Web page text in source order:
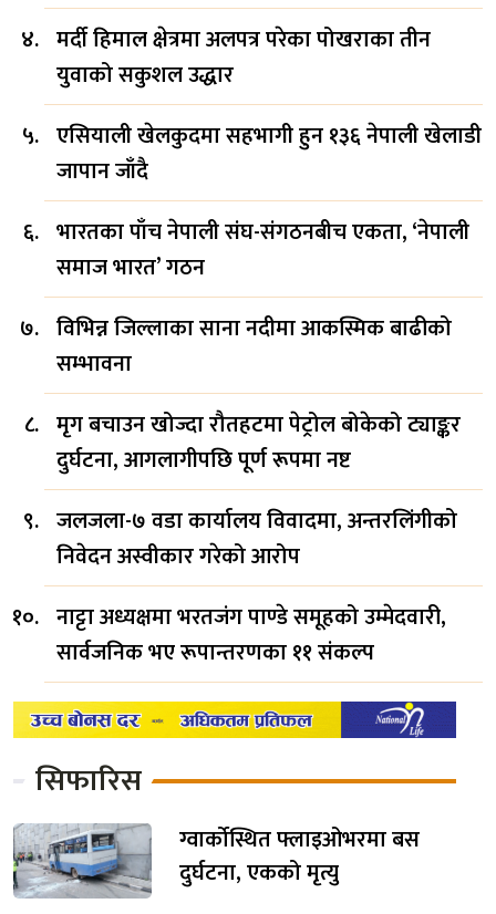
मर्दी हिमाल क्षेत्रमा अलपत्र परेका पोखराका तीन
युवाको सकुशल उद्धार
एसियाली खेलकुदमा सहभागी हुन १३६ नेपाली खेलाडी
जापान जाँदै
भारतका पाँच नेपाली संघ-संगठनबीच एकता, ‘नेपाली
समाज भारत’ गठन
विभिन्न जिल्लाका साना नदीमा आकस्मिक बाढीको
सम्भावना
मृग बचाउन खोज्दा रौतहटमा पेट्रोल बोकेको ट्याङ्कर
दुर्घटना, आगलागीपछि पूर्ण रूपमा नष्ट
जलजला-७ वडा कार्यालय विवादमा, अन्तरलिंगीको
निवेदन अस्वीकार गरेको आरोप
नाट्टा अध्यक्षमा भरतजंग पाण्डे समूहको उम्मेदवारी,
सार्वजनिक भए रूपान्तरणका ११ संकल्प
सिफारिस
ग्वार्कोस्थित फ्लाइओभरमा बस
दुर्घटना, एकको मृत्यु